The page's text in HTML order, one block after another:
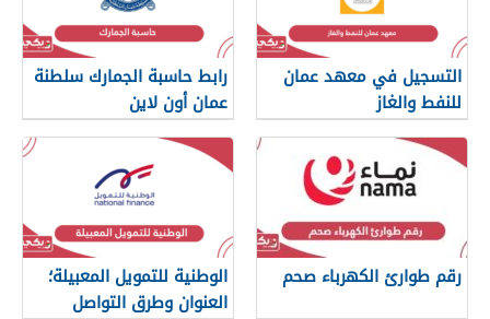
التسجيل في معهد عمان
للنفط والغاز
رابط حاسبة الجمارك سلطنة
عمان أون لاين
رقم طوارئ الكهرباء صحم
الوطنية للتمويل المعبيلة؛
العنوان وطرق التواصل